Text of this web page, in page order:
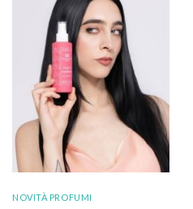
NOVITÀ PROFUMI